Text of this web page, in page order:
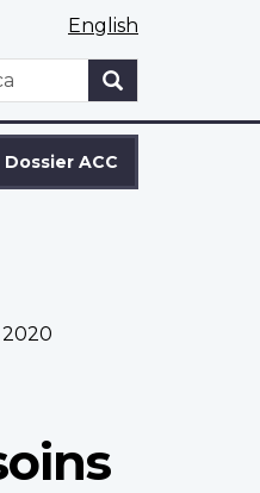
English
ACC